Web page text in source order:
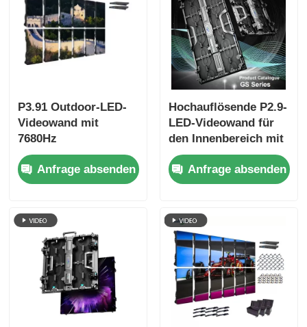
P3.91 Outdoor-LED-
Videowand mit
7680Hz
Erfrischungsrate,
Farbbildschirm und
IP65-Schutz für
Bühnenveranstaltungen
Anfrage absenden
Hochauflösende P2.9-
LED-Videowand für
den Innenbereich mit
2,9 mm Pixelabstand,
3840 Hz
Bildwiederholfrequenz
Helligkeit
Anfrage absenden